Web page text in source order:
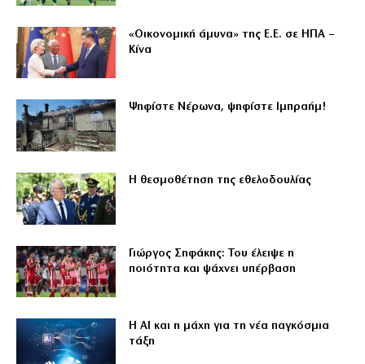
«Οικονομική άμυνα» της Ε.Ε. σε ΗΠΑ –
Κίνα
Ψηφίστε Νέρωνα, ψηφίστε Ιμπραήμ!
Η θεσμοθέτηση της εθελοδουλίας
Γιώργος Σηφάκης: Του έλειψε η
ποιότητα και ψάχνει υπέρβαση
Η ΑΙ και η μάχη για τη νέα παγκόσμια
τάξη